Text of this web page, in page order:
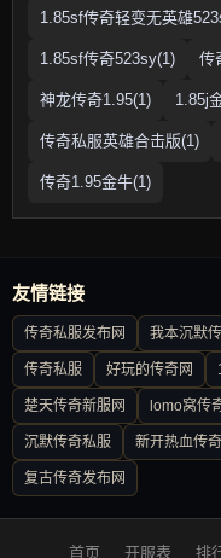
1.85sf传奇轻变无英雄
1.85sf传奇523sy(1) 传
神龙传奇1.95(1) 1.85j
传奇私服英雄合击版(1)
传奇1.95金牛(1)
友情链接
传奇私服发布网 我本沉默
传奇私服 好玩的传奇网
楚天传奇新服网 lomo窝传
沉默传奇私服 新开热血传奇
复古传奇发布网
首页 开服表 排